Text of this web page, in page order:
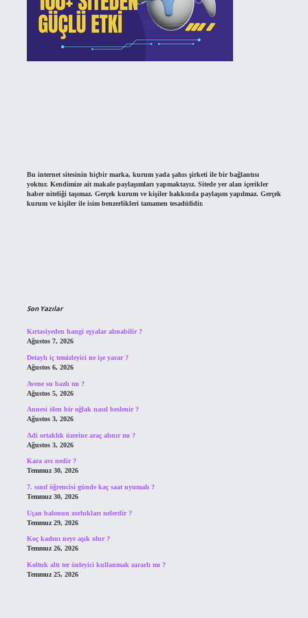
Bu internet sitesinin hiçbir marka, kurum yada şahıs şirketi ile bir bağlantısı
yoktur. Kendimize ait makale paylaşımları yapmaktayız. Sitede yer alan içerikler
haber niteliği taşımaz. Gerçek kurum ve kişiler hakkında paylaşım yapılmaz. Gerçek
kurum ve kişiler ile isim benzerlikleri tamamen tesadüfidir.
Son Yazılar
Kırtasiyeden hangi eşyalar alınabilir ?
Ağustos 7, 2026
Detaylı iç temizleyici ne işe yarar ?
Ağustos 6, 2026
Avene su bazlı mı ?
Ağustos 5, 2026
Annesi ölen bir oğlak nasıl beslenir ?
Ağustos 3, 2026
Adi ortaklık üzerine araç alınır mı ?
Ağustos 3, 2026
Kara avı nedir ?
Temmuz 30, 2026
7. sınıf öğrencisi günde kaç saat uyumalı ?
Temmuz 30, 2026
Uçan balonun zorlukları nelerdir ?
Temmuz 29, 2026
Koç kadını neye aşık olur ?
Temmuz 26, 2026
Koltuk altı ter önleyici kullanmak zararlı mı ?
Temmuz 25, 2026